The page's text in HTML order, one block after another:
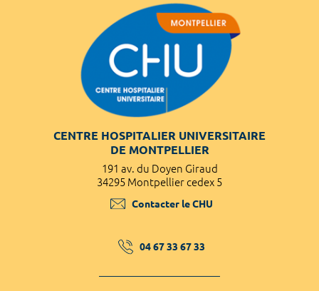
CENTRE HOSPITALIER UNIVERSITAIRE
DE MONTPELLIER
191 av. du Doyen Giraud
34295 Montpellier cedex 5
Contacter le CHU
04 67 33 67 33